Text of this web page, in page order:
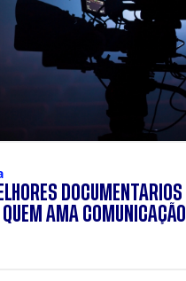
DOCUMENTÁRIOS
QUEM AMA COMUNICAÇÃO